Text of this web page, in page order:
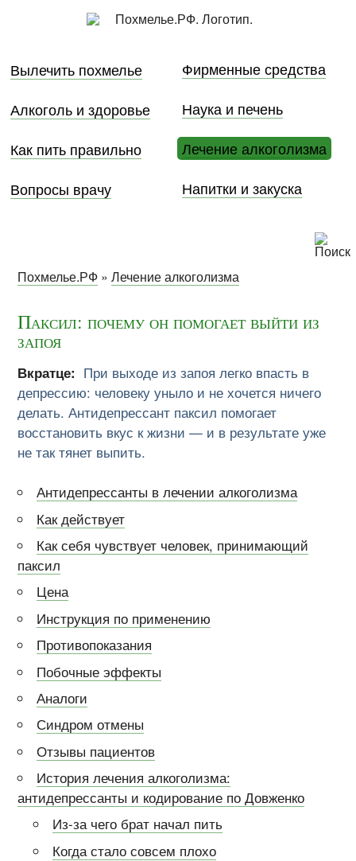
Вылечить похмелье
Фирменные средства
Алкоголь и здоровье
Наука и печень
Как пить правильно
Лечение алкоголизма
Вопросы врачу
Напитки и закуска
Похмелье.РФ » Лечение алкоголизма
Паксил: почему он помогает выйти из
запоя
Вкратце: При выходе из запоя легко впасть в
депрессию: человеку уныло и не хочется ничего
делать. Антидепрессант паксил помогает
восстановить вкус к жизни — и в результате уже
не так тянет выпить.
Антидепрессанты в лечении алкоголизма
Как действует
Как себя чувствует человек, принимающий
паксил
Цена
Инструкция по применению
Противопоказания
Побочные эффекты
Аналоги
Синдром отмены
Отзывы пациентов
История лечения алкоголизма:
антидепрессанты и кодирование по Довженко
Из-зачего брат начал пить
Когда стало совсем плохо